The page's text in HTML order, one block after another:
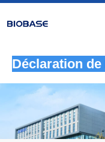
Déclaration de